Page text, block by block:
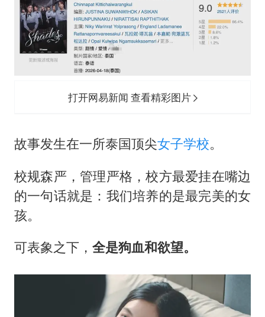
打开网易新闻 查看精彩图片
故事发生在一所泰国顶尖女子学校。
校规森严，管理严格，校方最爱挂在嘴边
的一句话就是：我们培养的是最完美的女
孩。
可表象之下， 全是狗血和欲望。